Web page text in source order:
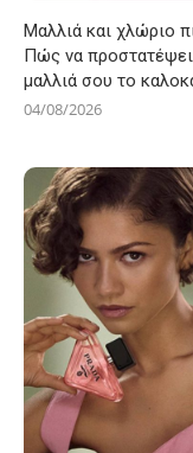
Μαλλιά και χλώριο
Πώς να
μαλλιά σου το
04/08/2026